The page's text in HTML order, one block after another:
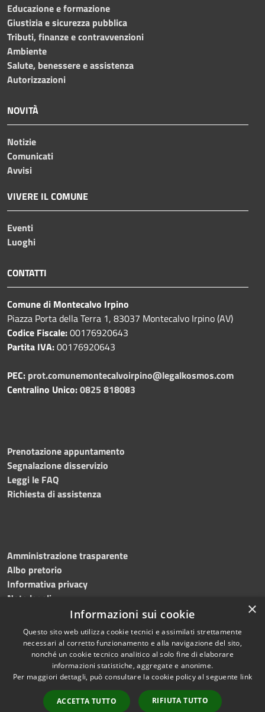
Educazione e formazione
Giustizia e sicurezza pubblica
Tributi, finanze e contravvenzioni
Ambiente
Salute, benessere e assistenza
Autorizzazioni
NOVITÀ
Notizie
Comunicati
Avvisi
VIVERE IL COMUNE
Eventi
Luoghi
CONTATTI
Comune di Montecalvo Irpino
Piazza Porta della Terra 1, 83037 Montecalvo Irpino (AV)
Codice Fiscale:00176920643
Partita IVA:00176920643
PEC: prot.comunemontecalvoirpino@legalkosmos.com
Centralino Unico:0825 818083
Prenotazione appuntamento
Segnalazione disservizio
Leggi le FAQ
Richiesta di assistenza
Amministrazione trasparente
Albo pretorio
Informativa privacy
Note legali
Dichiarazione di accessibilità
Accessibilità
Copyright © 2024 •
Comune di Montecalvo
Irpino • Powered by
×
Informazioni sui cookie
Questo sito web utilizza cookie tecnici e assimilati strettamente
necessari al corretto funzionamento e alla navigazione del sito,
nonché un cookie tecnico analitico al solo fine di elaborare
informazioni statistiche, aggregate e anonime.
Per maggiori dettagli, può consultare la cookie policy al seguente link
ACCETTA TUTTO RIFIUTA TUTTO